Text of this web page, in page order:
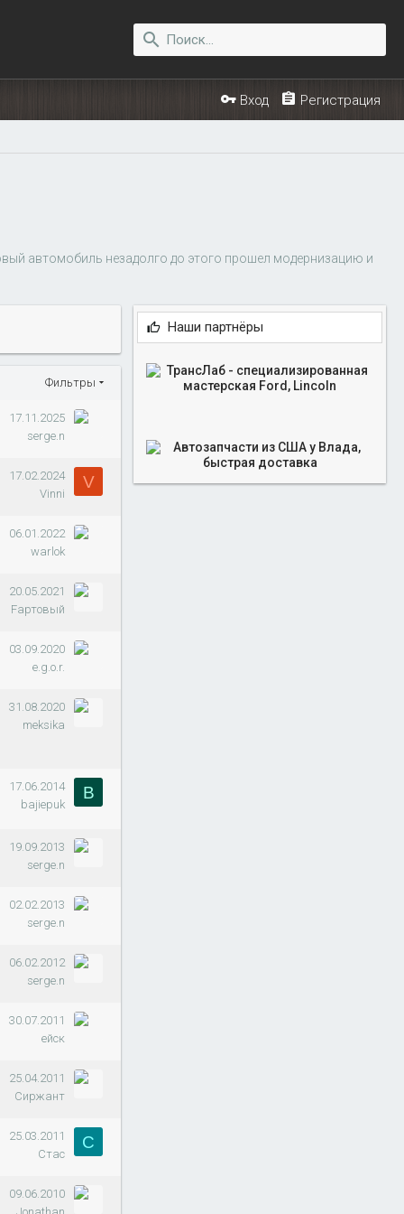
Вход Регистрация
автомобиль незадолго до этого прошел модернизацию и
Фильтры
17.11.2025
serge.n
V
17.02.2024
Vinni
06.01.2022
warlok
20.05.2021
Fартовый
03.09.2020
e.g.o.r.
31.08.2020
meksika
B
17.06.2014
bajiepuk
19.09.2013
serge.n
02.02.2013
serge.n
06.02.2012
serge.n
30.07.2011
ейск
25.04.2011
Сиржант
C
25.03.2011
Cтас
09.06.2010
Наши партнёры